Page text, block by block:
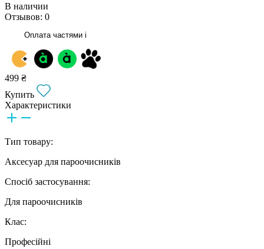
В наличии
Отзывов: 0
Оплата частями i
499 ₴
Купить
Характеристики
Тип товару:
Аксесуар для пароочисників
Спосіб застосування:
Для пароочисників
Клас:
Професійні